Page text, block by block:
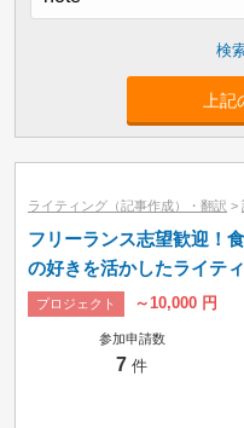
上記
ライティング（記事作成）・翻訳 >
フリーランス志望歓迎！
の好きを活かしたライテ
プロジェクト ～10,000 円
参加申請数
7 件